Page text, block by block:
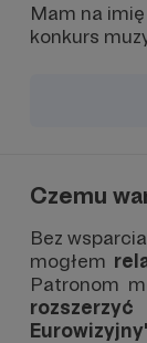
Mam na
konkurs
Czemu
Bez
mogłem
Patronom